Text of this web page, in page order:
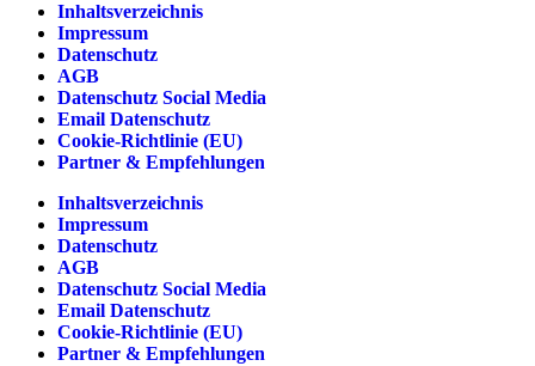
Inhaltsverzeichnis
Impressum
Datenschutz
AGB
Datenschutz Social Media
Email Datenschutz
Cookie-Richtlinie (EU)
Partner & Empfehlungen
Inhaltsverzeichnis
Impressum
Datenschutz
AGB
Datenschutz Social Media
Email Datenschutz
Cookie-Richtlinie (EU)
Partner & Empfehlungen